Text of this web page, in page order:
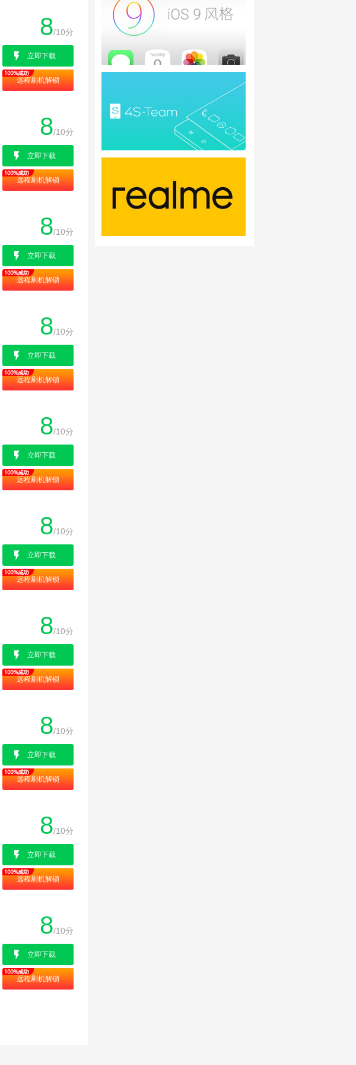
8/10分
立即下载
远程刷机解锁
8/10分
立即下载
远程刷机解锁
8/10分
立即下载
远程刷机解锁
8/10分
立即下载
远程刷机解锁
8/10分
立即下载
远程刷机解锁
8/10分
立即下载
远程刷机解锁
8/10分
立即下载
远程刷机解锁
8/10分
立即下载
远程刷机解锁
8/10分
立即下载
远程刷机解锁
8/10分
立即下载
远程刷机解锁